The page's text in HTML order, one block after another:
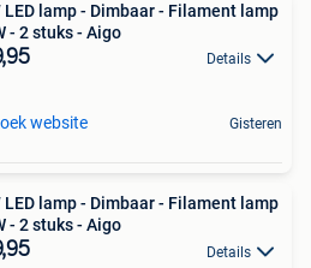
LED lamp - Dimbaar - Filament lamp
- 2 stuks - Aigo
Details
website Gisteren
LED lamp - Dimbaar - Filament lamp
- 2 stuks - Aigo
Details